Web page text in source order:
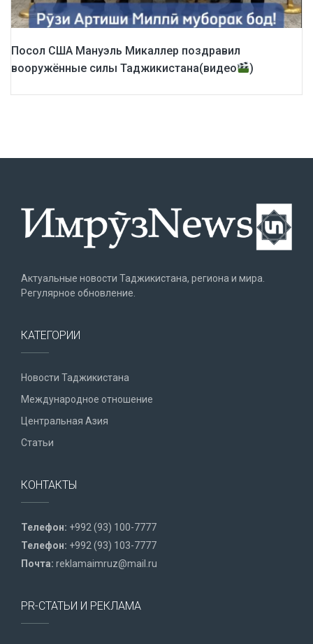
Посол США Мануэль Микаллер поздравил
вооружённые силы Таджикистана(видео
)
Актуальные новости Таджикистана, региона и мира.
Регулярное обновление.
КАТЕГОРИИ
Новости Таджикистана
Международное отношение
Центральная Азия
Статьи
КОНТАКТЫ
Телефон: +992 (93) 100-7777
Телефон: +992 (93) 103-7777
Почта: reklamaimruz@mail.ru
PR-СТАТЬИ И РЕКЛАМА